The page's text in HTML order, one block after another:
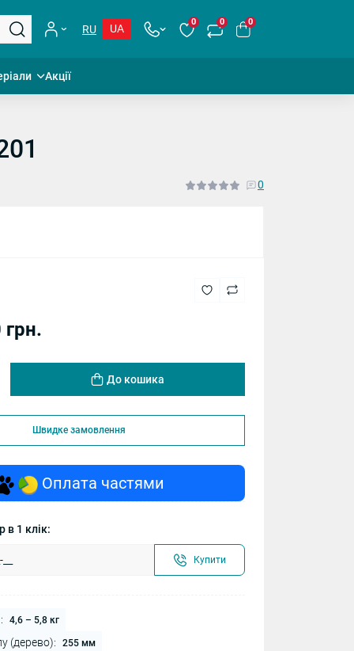
RU UA
0 0 0
Акції
0
До кошика
Швидке замовлення
Оплата частями
в 1 клік:
Купити
4,6 – 5,8 кг
(дерево): 255 мм